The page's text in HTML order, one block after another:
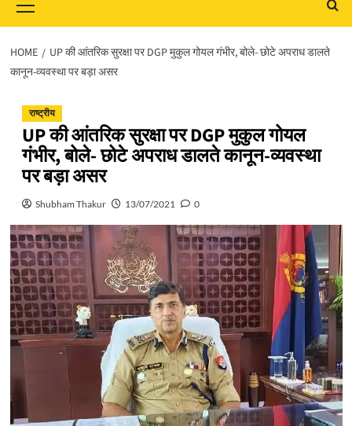
Menu
HOME
UP की आंतरिक सुरक्षा पर DGP मुकुल गोयल गंभीर, बोले- छोटे अपराध डालते
कानून-व्यवस्था पर बड़ा असर
राष्ट्रीय
UP की आंतरिक सुरक्षा पर DGP मुकुल गोयल
गंभीर, बोले- छोटे अपराध डालते कानून-व्यवस्था
पर बड़ा असर
Shubham Thakur 13/07/2021 0